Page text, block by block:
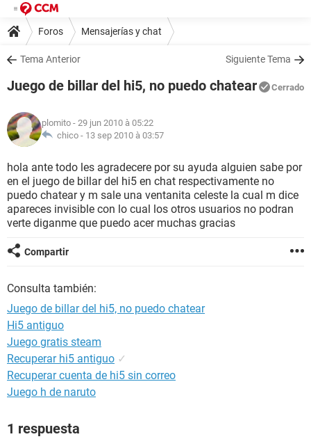
Foros Mensajerías y chat
Tema Anterior Siguiente Tema
Juego de billar del hi5, no puedo chatear Cerrado
plomito - 29 jun 2010 à 05:22
chico - 13 sep 2010 à 03:57
hola ante todo les agradecere por su ayuda alguien sabe por
en el juego de billar del hi5 en chat respectivamente no
puedo chatear y m sale una ventanita celeste la cual m dice
apareces invisible con lo cual los otros usuarios no podran
verte diganme que puedo acer muchas gracias
Compartir
Consulta también:
Juego de billar del hi5, no puedo chatear
Hi5 antiguo
Juego gratis steam
Recuperar hi5 antiguo ✓
Recuperar cuenta de hi5 sin correo
Juego h de naruto
1 respuesta